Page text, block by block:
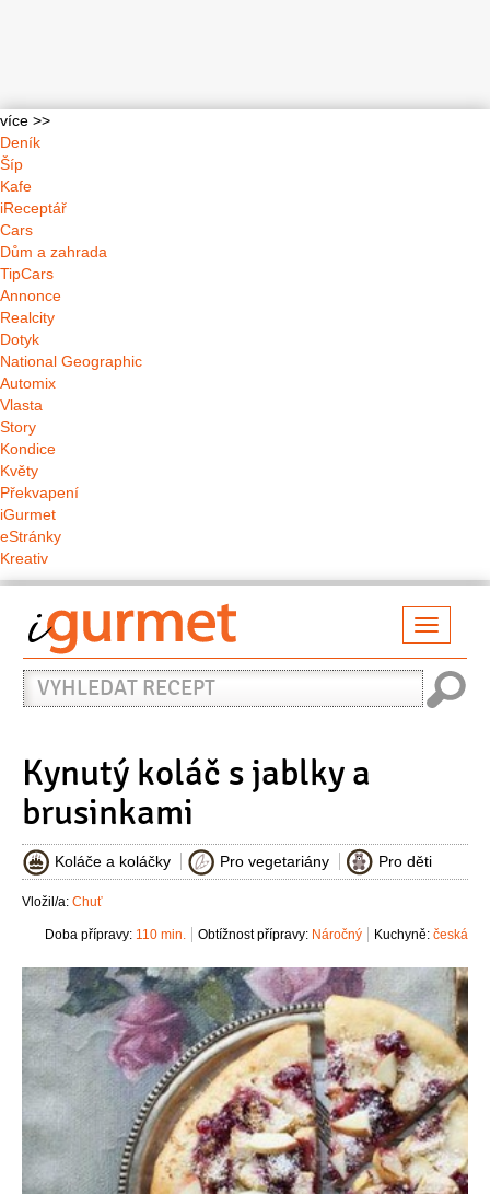
více >>
Deník
Šíp
Kafe
iReceptář
Cars
Dům a zahrada
TipCars
Annonce
Realcity
Dotyk
National Geographic
Automix
Vlasta
Story
Kondice
Květy
Překvapení
iGurmet
eStránky
Kreativ
Vyhledat
recept
Kynutý koláč s jablky a
brusinkami
Koláče a koláčky Pro vegetariány Pro děti
Vložil/a: Chuť
Kuchyně: česká
Obtížnost přípravy: Náročný
Doba přípravy: 110 min.